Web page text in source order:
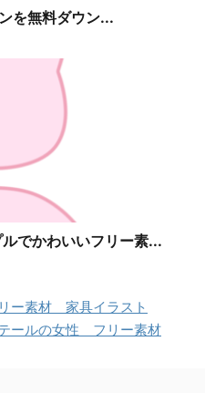
を無料ダウン...
でかわいいフリー素...
ー素材 家具イラスト
ールの女性 フリー素材